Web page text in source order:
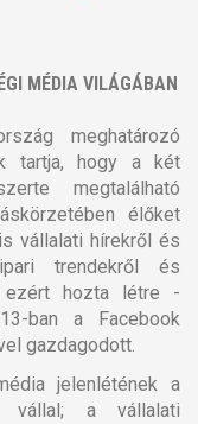
MÉDIA VILÁGÁBAN
meghatározó
tartja, hogy a két
megtalálható
élőket
vállalati hírekről és
trendekről és
ezért hozta létre -
ban a Facebook
gazdagodott.
jelenlétének a
vállal; a vállalati